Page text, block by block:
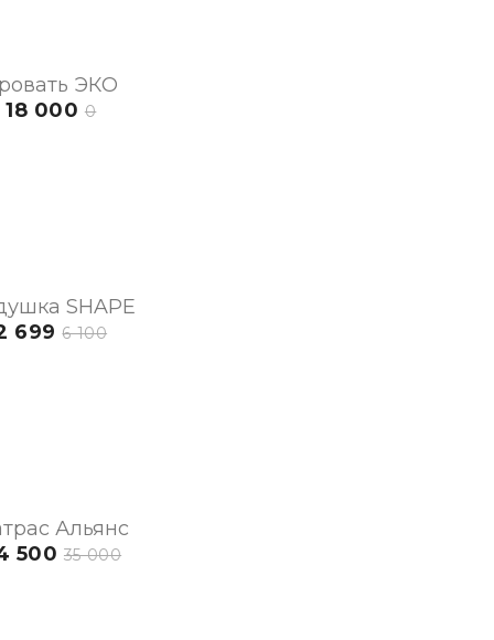
ЭКО
18 000 0
SHAPE
6996 100
Альянс
500 35 000